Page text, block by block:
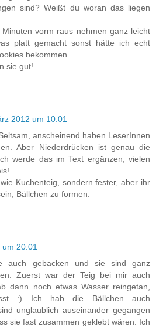
sind? Weißt du woran das liegen
vorm raus nehmen ganz leicht
platt gemacht sonst hätte ich echt
bekommen.
sie gut!
2012 um 10:01
anscheinend haben LeserInnen
Aber Niederdrücken ist genau die
werde das im Text ergänzen, vielen
Kuchenteig, sondern fester, aber ihr
Bällchen zu formen.
20:01
auch gebacken und sie sind ganz
Zuerst war der Teig bei mir auch
dann noch etwas Wasser reingetan,
:) Ich hab die Bällchen auch
unglaublich auseinander gegangen
sie fast zusammen geklebt wären. Ich